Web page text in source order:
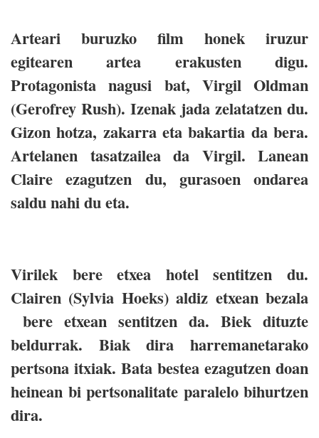
Arteari buruzko film honek iruzur
egitearen artea erakusten digu.
Protagonista nagusi bat, Virgil Oldman
(Gerofrey Rush). Izenak jada zelatatzen du.
Gizon hotza, zakarra eta bakartia da bera.
Artelanen tasatzailea da Virgil. Lanean
Claire ezagutzen du, gurasoen ondarea
saldu nahi du eta.
Virilek bere etxea hotel sentitzen du.
Clairen (Sylvia Hoeks) aldiz etxean bezala
bere etxean sentitzen da. Biek dituzte
beldurrak. Biak dira harremanetarako
pertsona itxiak. Bata bestea ezagutzen doan
heinean bi pertsonalitate paralelo bihurtzen
dira.